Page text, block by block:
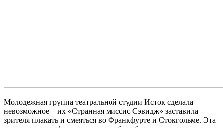
Молодежная группа театральной студии Исток сделала
невозможное – их «Странная миссис Сэвидж» заставила
зрителя плакать и смеяться во Франкфурте и Стокгольме. Эта